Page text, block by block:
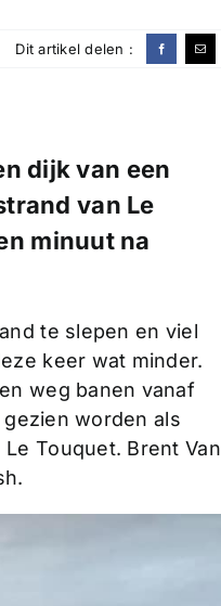
Dit artikel delen :
dijk van een
van Le
minuut na
te slepen en viel
keer wat minder.
weg banen vanaf
worden als
Touquet. Brent Van